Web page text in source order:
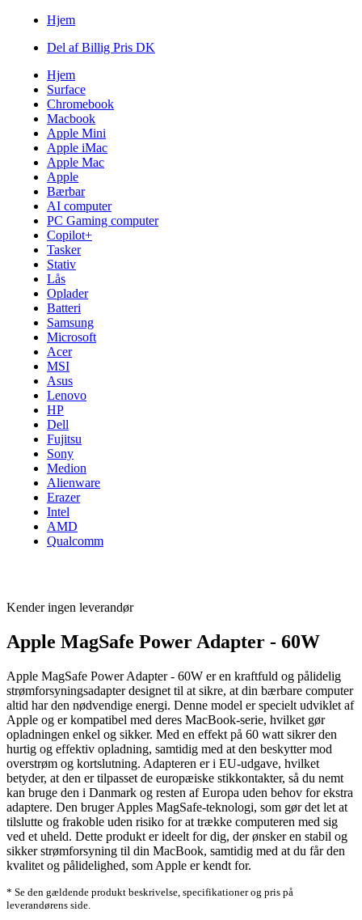
Hjem
Del af Billig Pris DK
Hjem
Surface
Chromebook
Macbook
Apple Mini
Apple iMac
Apple Mac
Apple
Bærbar
AI computer
PC Gaming computer
Copilot+
Tasker
Stativ
Lås
Oplader
Batteri
Samsung
Microsoft
Acer
MSI
Asus
Lenovo
HP
Dell
Fujitsu
Sony
Medion
Alienware
Erazer
Intel
AMD
Qualcomm
Kender ingen leverandør
Apple MagSafe Power Adapter - 60W
Apple MagSafe Power Adapter - 60W er en kraftfuld og pålidelig
strømforsyningsadapter designet til at sikre, at din bærbare computer
altid har den nødvendige energi. Denne model er specielt udviklet af
Apple og er kompatibel med deres MacBook-serie, hvilket gør
opladningen enkel og sikker. Med en effekt på 60 watt sikrer den
hurtig og effektiv opladning, samtidig med at den beskytter mod
overstrøm og kortslutning. Adapteren er i EU-udgave, hvilket
betyder, at den er tilpasset de europæiske stikkontakter, så du nemt
kan bruge den i Danmark og resten af Europa uden behov for ekstra
adaptere. Den bruger Apples MagSafe-teknologi, som gør det let at
tilslutte og frakoble uden risiko for at trække computeren med sig
ved et uheld. Dette produkt er ideelt for dig, der ønsker en stabil og
sikker strømforsyning til din MacBook, samtidig med at du får den
kvalitet og pålidelighed, som Apple er kendt for.
* Se den gældende produkt beskrivelse, specifikationer og pris på
leverandørens side.